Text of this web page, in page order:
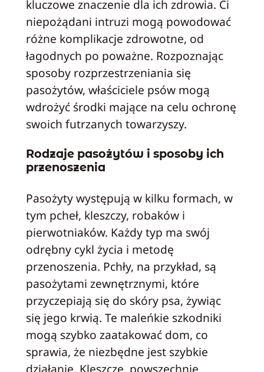
kluczowe znaczenie dla ich zdrowia. Ci
niepożądani intruzi mogą powodować
różne komplikacje zdrowotne, od
łagodnych po poważne. Rozpoznając
sposoby rozprzestrzeniania się
pasożytów, właściciele psów mogą
wdrożyć środki mające na celu ochronę
swoich futrzanych towarzyszy.
Rodzaje pasożytów i sposoby ich
przenoszenia
Pasożyty występują w kilku formach, w
tym pcheł, kleszczy, robaków i
pierwotniaków. Każdy typ ma swój
odrębny cykl życia i metodę
przenoszenia. Pchły, na przykład, są
pasożytami zewnętrznymi, które
przyczepiają się do skóry psa, żywiąc
się jego krwią. Te maleńkie szkodniki
mogą szybko zaatakować dom, co
sprawia, że niezbędne jest szybkie
działanie. Kleszcze, powszechnie